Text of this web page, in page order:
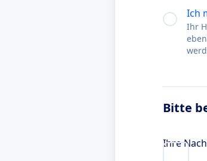
Ich
Ihr
Bitte
Ihre